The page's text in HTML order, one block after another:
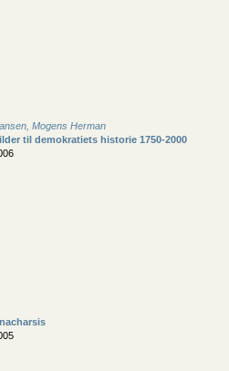
Mogens Herman
til demokratiets historie 1750-2000